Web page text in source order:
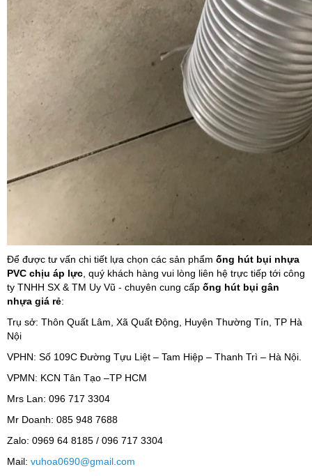
Để được tư vấn chi tiết lựa chọn các sản phẩm ống hút bụi nhựa
PVC chịu áp lực, quý khách hàng vui lòng liên hệ trực tiếp tới công
ty TNHH SX & TM Uy Vũ - chuyên cung cấp ống hút bụi gân
nhựa giá rẻ:
Trụ sở: Thôn Quất Lâm, Xã Quất Động, Huyện Thường Tín, TP Hà
Nội
VPHN: Số 109C Đường Tựu Liệt – Tam Hiệp – Thanh Trì – Hà Nội.
VPMN: KCN Tân Tạo –TP HCM
Mrs Lan: 096 717 3304
Mr Doanh: 085 948 7688
Zalo: 0969 64 8185 / 096 717 3304
Mail: vuhoa0690@gmail.com